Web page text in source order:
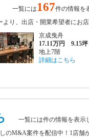
一覧には167件の情報を
より、出店・開業希望者に
京成曳舟
17.11万円 9.15坪
地上7階
詳細はこちら
一覧には件の情報を表示
しのM&A案件を配信中！1